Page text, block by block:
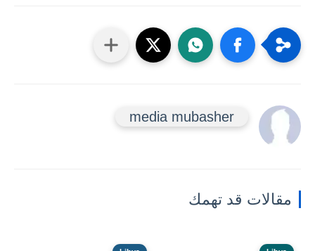
media mubasher
مقالات قد تهمك